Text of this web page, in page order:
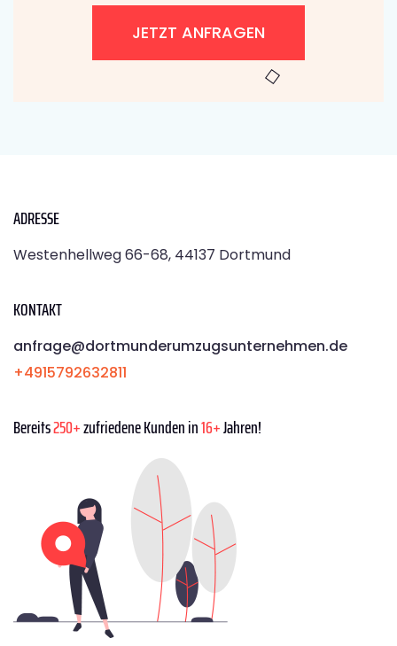
JETZT ANFRAGEN
ADRESSE
Westenhellweg 66-68, 44137 Dortmund
KONTAKT
anfrage@dortmunderumzugsunternehmen.de
+4915792632811
Bereits250+zufriedene Kunden in16+Jahren!